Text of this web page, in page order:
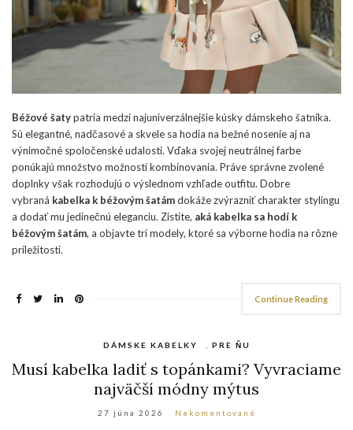
Béžové šatypatria medzi najuniverzálnejšie kúsky dámskeho šatníka.
Sú elegantné, nadčasové a skvele sa hodia na bežné nosenie aj na
výnimočné spoločenské udalosti. Vďaka svojej neutrálnej farbe
ponúkajú množstvo možností kombinovania. Práve správne zvolené
doplnky však rozhodujú o výslednom vzhľade outfitu. Dobre
vybraná kabelka k béžovým šatámdokáže zvýrazniť charakter stylingu
a dodať mu jedinečnú eleganciu. Zistite, aká kabelka sa hodí k
béžovým šatám, a objavte tri modely, ktoré sa výborne hodia na rôzne
príležitosti.
Continue Reading
DÁMSKE KABELKY PRE ŇU
Musí kabelka ladiť s topánkami? Vyvraciame
najväčší módny mýtus
27 júna 2026 Nekomentované